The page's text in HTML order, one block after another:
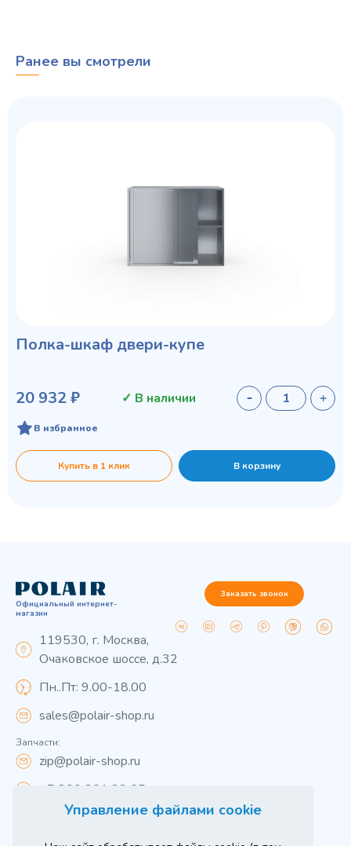
Управление файлами cookie
Ранее вы смотрели
Полка-шкаф двери-купе
20 932 ₽ ✓ В наличии
В избранное
Купить в 1 клик В корзину
Официальный интернет-
магазин
119530, г. Москва,
Очаковское шоссе, д.32
Пн..Пт: 9.00-18.00
sales@polair-shop.ru
Запчасти:
zip@polair-shop.ru
+7 800 301 33 65
Заказать звонок